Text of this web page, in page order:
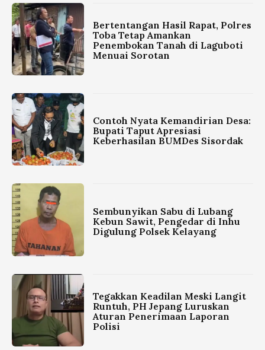
Bertentangan Hasil Rapat, Polres
Toba Tetap Amankan
Penembokan Tanah di Laguboti
Menuai Sorotan
Contoh Nyata Kemandirian Desa:
Bupati Taput Apresiasi
Keberhasilan BUMDes Sisordak
Sembunyikan Sabu di Lubang
Kebun Sawit, Pengedar di Inhu
Digulung Polsek Kelayang
Tegakkan Keadilan Meski Langit
Runtuh, PH Jepang Luruskan
Aturan Penerimaan Laporan
Polisi